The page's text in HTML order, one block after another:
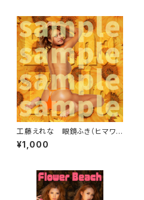
工藤えれな 眼鏡ふき（ヒマワ
リ）
¥1,000